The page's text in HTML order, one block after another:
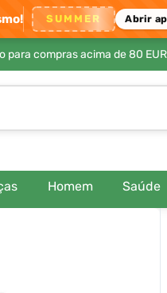
SUMMER Abrir
para compras acima de 80 EUR
Homem Saúde